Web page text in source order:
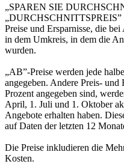
„SPAREN SIE
„DURCHSCHNITTSPREIS”
Preise und Ersparnisse, die
in dem Umkreis, in dem die
wurden.
„AB”-Preise werden jede
angegeben. Andere Preis-
Prozent angegeben sind,
April, 1. Juli und 1. Oktober
Angebote erhalten haben.
auf Daten der letzten 12
Die Preise inkludieren die
Kosten.